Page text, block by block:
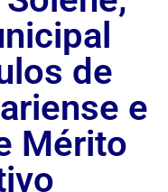
de
e
Mérito